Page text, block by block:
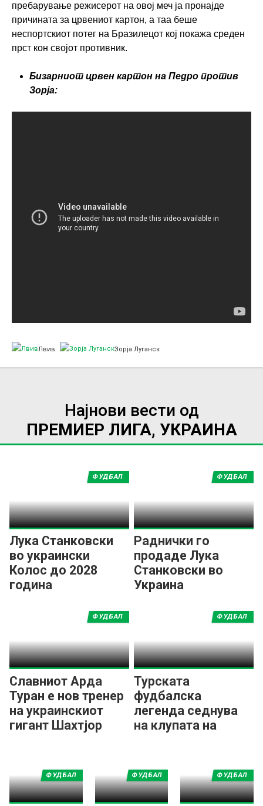
пребарување режисерот на овој меч ја пронајде
причината за црвениот картон, а таа беше
неспортскиот потег на Бразилецот кој покажа среден
прст кон својот противник.
Бизарниот црвен картон на Педро против
Зорја:
Лвив Зорја Луганск
Најнови вести од
ПРЕМИЕР ЛИГА, УКРАИНА
Лука Станковски
во украински
Колос до 2028
година
ФУДБАЛ
Раднички го
продаде Лука
Станковски во
Украина
ФУДБАЛ
Славниот Арда
Туран е нов тренер
на украинскиот
гигант Шахтјор
ФУДБАЛ
Турската
фудбалска
легенда седнува
на клупата на
ФУДБАЛ
ФУДБАЛ ФУДБАЛ ФУДБАЛ